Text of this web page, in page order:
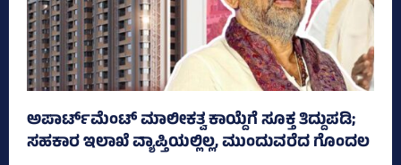
ಅಪಾರ್ಟ್‌ಮೆಂಟ್‌ ಮಾಲೀಕತ್ವ ಕಾಯ್ದೆಗೆ ಸೂಕ್ತ ತಿದ್ದುಪಡಿ;
ಸಹಕಾರ ಇಲಾಖೆ ವ್ಯಾಪ್ತಿಯಲ್ಲಿಲ್ಲ, ಮುಂದುವರೆದ ಗೊಂದಲ